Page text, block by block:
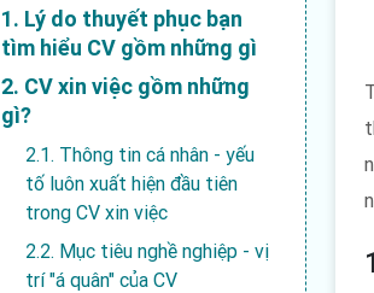
1. Lý do thuyết phục bạn
tìm hiểu CV gồm những gì
2. CV xin việc gồm những
gì?
2.1. Thông tin cá nhân - yếu
tố luôn xuất hiện đầu tiên
trong CV xin việc
2.2. Mục tiêu nghề nghiệp - vị
trí "á quân" của CV